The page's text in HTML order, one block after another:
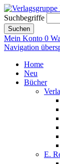
Suchbegriffe
Suchen
Mein Konto 0
Navigation
Home
Neu
Bücher
E.